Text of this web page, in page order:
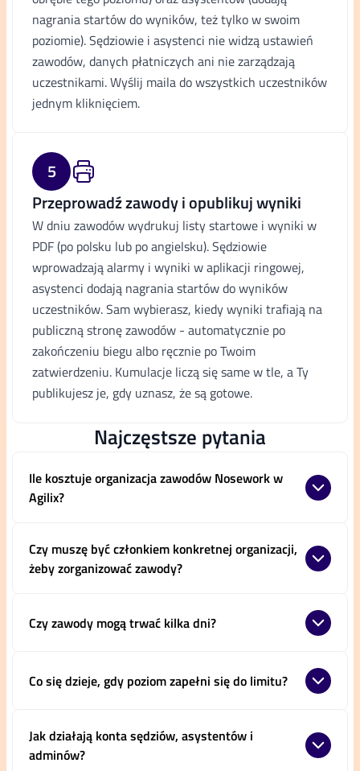
nagrania startów do wyników, też tylko w swoim
poziomie). Sędziowie i asystenci nie widzą ustawień
zawodów, danych płatniczych ani nie zarządzają
uczestnikami. Wyślij maila do wszystkich uczestników
jednym kliknięciem.
5
Przeprowadź zawody i opublikuj wyniki
W dniu zawodów wydrukuj listy startowe i wyniki w
PDF (po polsku lub po angielsku). Sędziowie
wprowadzają alarmy i wyniki w aplikacji ringowej,
asystenci dodają nagrania startów do wyników
uczestników. Sam wybierasz, kiedy wyniki trafiają na
publiczną stronę zawodów - automatycznie po
zakończeniu biegu albo ręcznie po Twoim
zatwierdzeniu. Kumulacje liczą się same w tle, a Ty
publikujesz je, gdy uznasz, że są gotowe.
Najczęstsze pytania
Ile kosztuje organizacja zawodów Nosework w
Agilix?
Czy muszę być członkiem konkretnej organizacji,
żeby zorganizować zawody?
Czy zawody mogą trwać kilka dni?
Co się dzieje, gdy poziom zapełni się do limitu?
Jak działają konta sędziów, asystentów i
adminów?